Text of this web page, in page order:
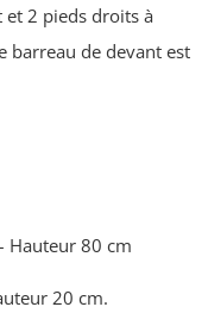
et 2 pieds droits à
barreau de devant est
Hauteur 80 cm
20 cm.